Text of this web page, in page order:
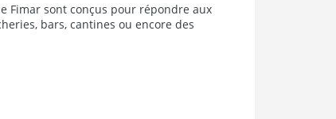
Fimar sont conçus pour répondre aux
bars, cantines ou encore des